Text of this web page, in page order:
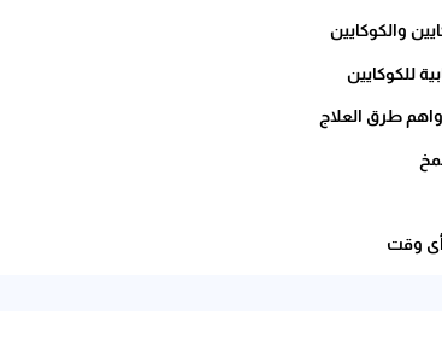
والكوكايين
للكوكايين
واهم طرق العلاج
أى وقت